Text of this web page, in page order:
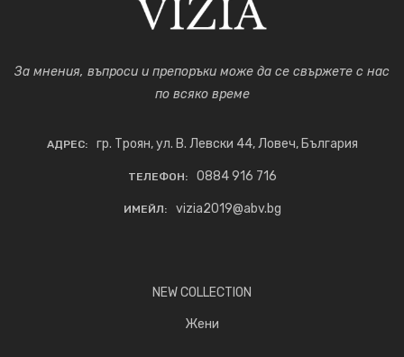
За мнения, въпроси и препоръки може да се свържете с нас
по всяко време
АДРЕС: гр. Троян, ул. В. Левски 44, Ловеч, България
ТЕЛЕФОН: 0884 916 716
ИМЕЙЛ: vizia2019@abv.bg
NEW COLLECTION
Жени